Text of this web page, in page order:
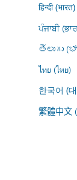
हिन्दी (भारत)
ਪੰਜਾਬੀ
తెలుగు
ไทย (ไทย)
한국어 (
繁體中文